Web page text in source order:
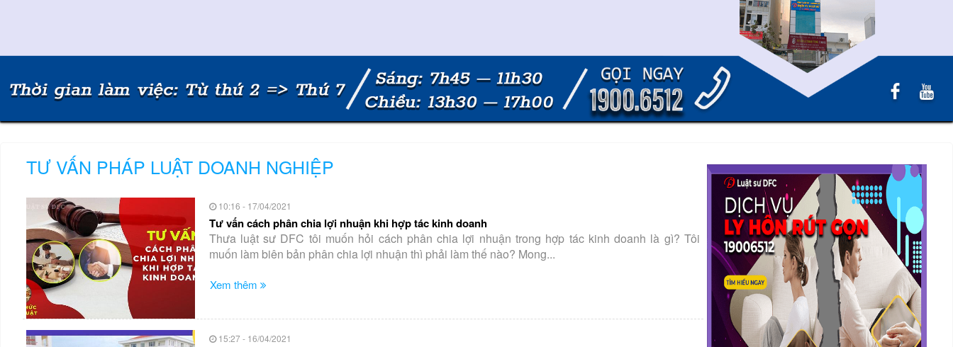
TƯ VẤN PHÁP LUẬT DOANH NGHIỆP
10:16 - 17/04/2021
Tư vấn cách phân chia lợi nhuận khi hợp tác kinh doanh
Thưa luật sư DFC tôi muốn hỏi cách phân chia lợi nhuận trong hợp tác kinh doanh là gì? Tôi
muốn làm biên bản phân chia lợi nhuận thì phải làm thế nào? Mong...
Xem thêm
15:27 - 16/04/2021